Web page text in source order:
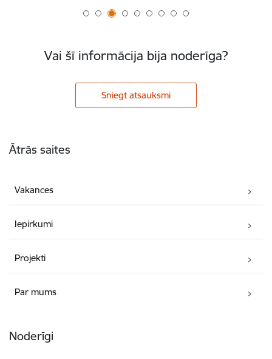
Vai šī informācija bija noderīga?
Sniegt atsauksmi
Ātrās saites
Vakances
Iepirkumi
Projekti
Par mums
Noderīgi